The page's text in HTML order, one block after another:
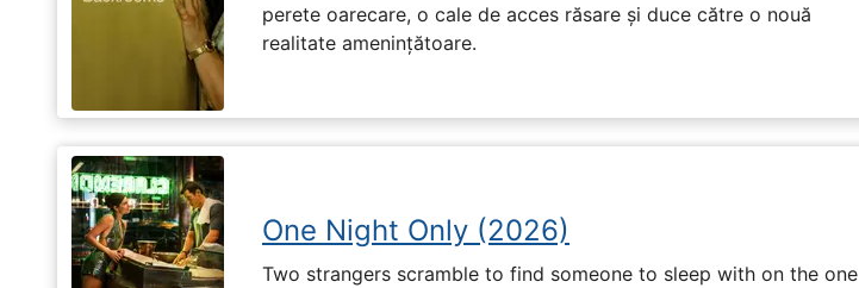
perete oarecare, o cale de acces răsare și duce către o nouă
realitate amenințătoare.
One Night Only (2026)
Two strangers scramble to find someone to sleep with on the one